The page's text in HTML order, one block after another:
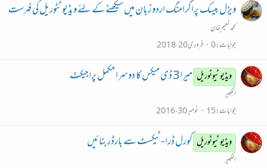
ویزل بیسک پراگرامنگ اردو زبان میں سیکھنے کے لئے ویڈیو ٹٹوریل کی فہرست
ًمحمد نعیم خان
جوابات 0 فروری 20، 2018
ویڈیو ٹیوٹوریل میرا 3 ڈی میکس کا دوسرا مکمل پراجیکٹ
الکبیر
جوابات 15 نومبر 30، 2016
ویڈیو ٹیوٹوریل کورل ڈرا - ٹیکسٹ سے بارڈر بنائیں
الکبیر